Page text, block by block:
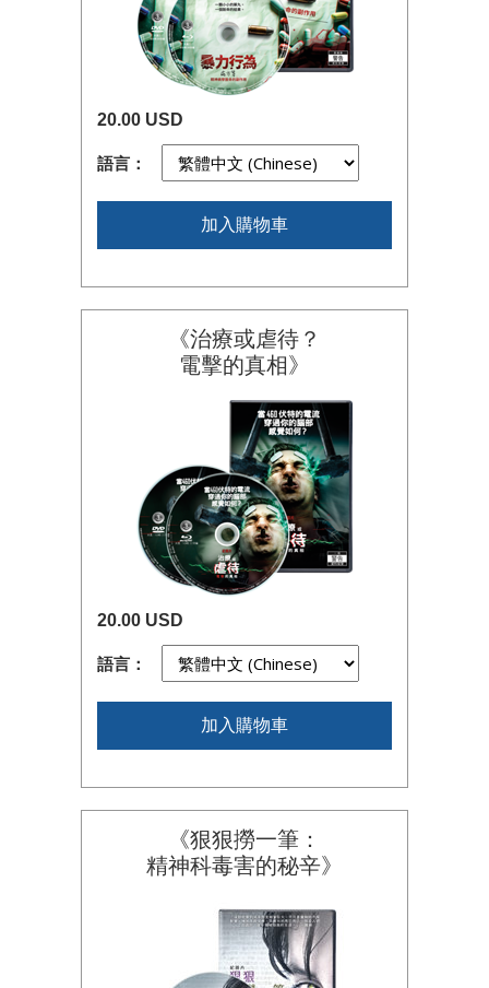
20.00 USD
語言：
加入購物車
《治療或虐待？
電擊的真相》
20.00 USD
語言：
加入購物車
《狠狠撈一筆：
精神科毒害的秘辛》